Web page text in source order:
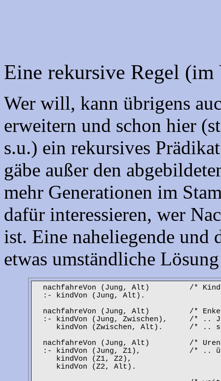
Eine rekursive Regel
Wer will, kann übrigens
erweitern und schon hier
s.u.) ein rekursives
gäbe außer den
mehr Generationen im
dafür interessieren, wer
ist. Eine naheliegende und
etwas umständliche
nachfahreVon (Jung, Alt) /* Kinder
:- kindVon (Jung, Alt).
nachfahreVon (Jung, Alt) /* Enkel
:- kindVon (Jung, Zwischen), /* ..
kindVon (Zwischen, Alt). /* ..
nachfahreVon (Jung, Alt) /*
:- kindVon (Jung, Z1), /* .. über
kindVon (Z1, Z2),
kindVon (Z2, Alt).